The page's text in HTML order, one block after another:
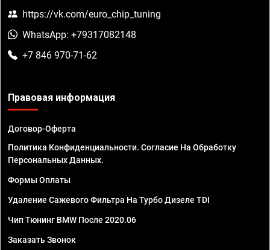
https://vk.com/euro_chip_tuning
WhatsApp: +79317082148
+7 846 970-71-62
Правовая информация
Договор-Оферта
Политика Конфиденциальности. Согласие На Обработку
Персональных Данных.
Формы Оплаты
Удаление Сажевого Фильтра На Турбо Дизеле TDI
Чип Тюнинг BMW После 2020.06
Заказать Звонок